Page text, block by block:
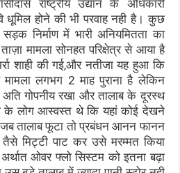
राष्ट्रीय उद्यान के अधिकारी
धूमिल होने की भी परवाह नही है। कुछ
निर्माण में भारी अनियमितता का
मामला सोनहत परिक्षेत्र से आया है
शाही की गई,और नतीजा यह हुआ कि
मामला लगभग 2 माह पुराना है लेकिन
अति गोपनीय रखा और तालाब के दूरस्थ
के लोग आस्वस्त थे कि यहां कोई देखने
तालाब फूटा तो प्रबंधन आनन फानन
मिट्टी पाट कर उसे मरम्मत किया
अर्थात ओवर फ्लो सिस्टम को इतना बढ़ा